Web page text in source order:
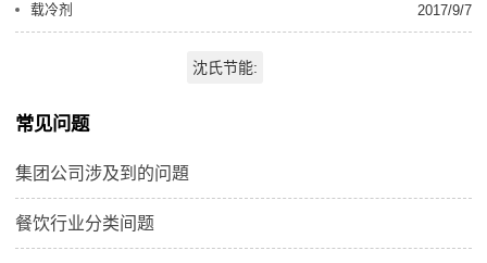
载冷剂 2017/9/7
沈氏节能:
常见问题
集团公司涉及到的问題
餐饮行业分类间题